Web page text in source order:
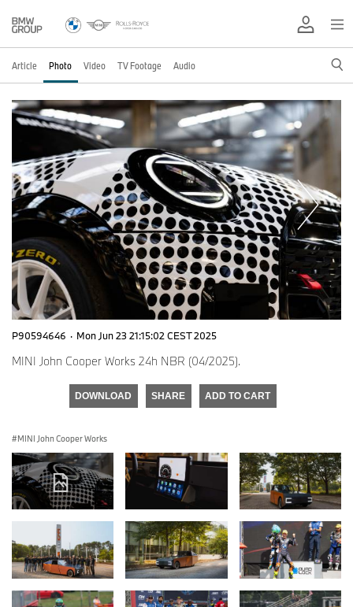
Article Photo Video TV Footage Audio
P90594646 · Mon Jun 23 21:15:02 CEST 2025
MINI John Cooper Works 24h NBR (04/2025).
DOWNLOAD SHARE ADD TO CART
MINI John Cooper Works